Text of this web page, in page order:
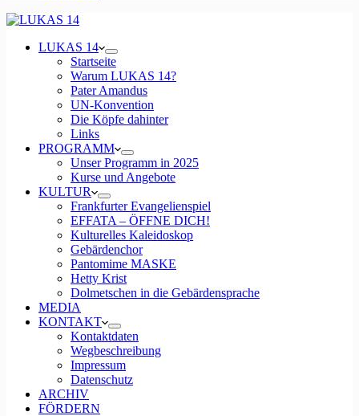
LUKAS 14
Startseite
Warum LUKAS 14?
Pater Amandus
UN-Konvention
Die Köpfe dahinter
Links
PROGRAMM
Unser Programm in 2025
Kurse und Angebote
KULTUR
Frankfurter Evangelienspiel
EFFATA – ÖFFNE DICH!
Kulturelles Kaleidoskop
Gebärdenchor
Pantomime MASKE
Hetty Krist
Dolmetschen in die Gebärdensprache
MEDIA
KONTAKT
Kontaktdaten
Wegbeschreibung
Impressum
Datenschutz
ARCHIV
FÖRDERN